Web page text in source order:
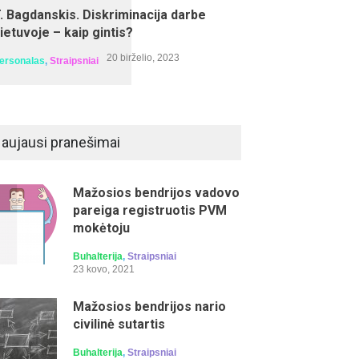
Bagdanskis. Diskriminacija darbe
– kaip gintis?
, Straipsniai 20 birželio, 2023
pranešimai
Mažosios bendrijos vadovo
pareiga registruotis PVM
mokėtoju
Buhalterija, Straipsniai
23 kovo, 2021
Mažosios bendrijos nario
civilinė sutartis
Buhalterija, Straipsniai
užmokesčio viešajame sektoriuje
apskaita ir pakeitimai
veda: Irma Kamarauskienė
planavimas ir valdymas. Prioritetų ir
veda: Aistė Mažeikienė